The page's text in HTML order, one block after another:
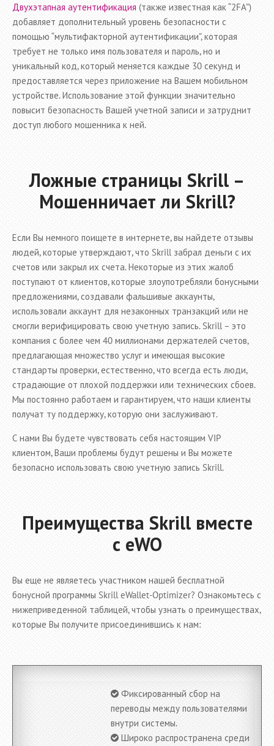
Двухэтапная аутентификация (также известная как “2FA”)
добавляет дополнительный уровень безопасности с
помощью “мультифакторной аутентификации”, которая
требует не только имя пользователя и пароль, но и
уникальный код, который меняется каждые 30 секунд и
предоставляется через приложение на Вашем мобильном
устройстве. Использование этой функции значительно
повысит безопасность Вашей учетной записи и затруднит
доступ любого мошенника к ней.
Ложные страницы Skrill –
Мошенничает ли Skrill?
Если Вы немного поищете в интернете, вы найдете отзывы
людей, которые утверждают, что Skrill забрал деньги с их
счетов или закрыл их счета. Некоторые из этих жалоб
поступают от клиентов, которые злоупотребляли бонусными
предложениями, создавали фальшивые аккаунты,
использовали аккаунт для незаконных транзакций или не
смогли верифицировать свою учетную запись. Skrill – это
компания с более чем 40 миллионами держателей счетов,
предлагающая множество услуг и имеющая высокие
стандарты проверки, естественно, что всегда есть люди,
страдающие от плохой поддержки или технических сбоев.
Мы постоянно работаем и гарантируем, что наши клиенты
получат ту поддержку, которую они заслуживают.
С нами Вы будете чувствовать себя настоящим VIP
клиентом, Ваши проблемы будут решены и Вы можете
безопасно использовать свою учетную запись Skrill.
Преимущества Skrill вместе
с eWO
Вы еще не являетесь участником нашей бесплатной
бонусной программы Skrill eWallet-Optimizer? Ознакомьтесь с
нижеприведенной таблицей, чтобы узнать о преимуществах,
которые Вы получите присоединившись к нам:
Фиксированный сбор на
переводы между пользователями
внутри системы.
Широко распространена среди